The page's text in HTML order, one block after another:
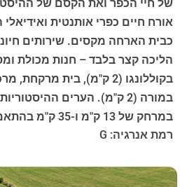
של חיי הכפר ואת הקסם של
אורח חיים כפרי אותנטית
כבית הארחה מקסים. שירותים
הליכה קצר בלבד – חנות מכולת
בקוללונגו (2 ק"מ), בית
במורה (2 ק"מ). הערים
במרחק של 13 ק"מ ו-35 ק"מ בהתאמה.
רמת אנרגיה: G